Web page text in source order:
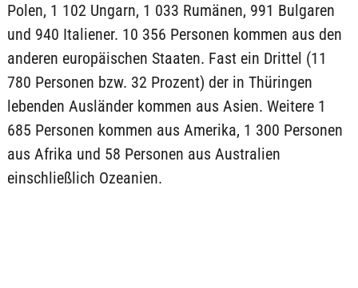
Polen, 1 102 Ungarn, 1 033 Rumänen, 991 Bulgaren
und 940 Italiener. 10 356 Personen kommen aus den
anderen europäischen Staaten. Fast ein Drittel (11
780 Personen bzw. 32 Prozent) der in Thüringen
lebenden Ausländer kommen aus Asien. Weitere 1
685 Personen kommen aus Amerika, 1 300 Personen
aus Afrika und 58 Personen aus Australien
einschließlich Ozeanien.